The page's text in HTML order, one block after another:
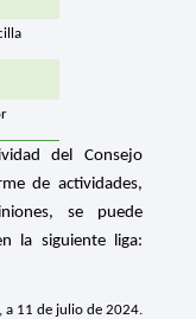
del Consejo
de actividades,
se puede
la siguiente liga:
a 11 de julio de 2024.